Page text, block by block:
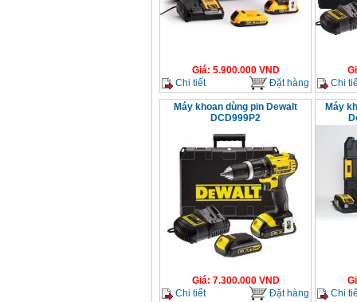
Giá: 5.900.000VND
Chi tiết
Đặt hàng
Chi
Máy khoan dùng pin Dewalt
DCD999P2
Giá: 7.300.000VND
Chi tiết
Đặt hàng
Máy
Chi